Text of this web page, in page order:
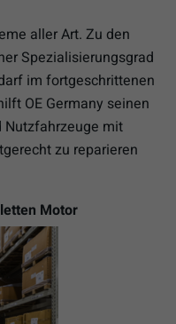
aller Art. Zu den
Spezialisierungsgrad
im fortgeschrittenen
OE Germany seinen
Nutzfahrzeuge mit
zu reparieren
Motor